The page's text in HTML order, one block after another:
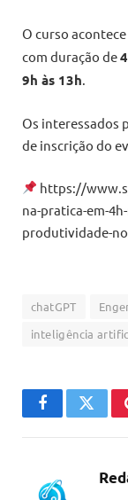
O curso acontece
com duração de
9h às 13h
Os interessados
de inscrição do
https://
na-pratica-em-
produtividade-
chatGPT
inteligência
Facebook